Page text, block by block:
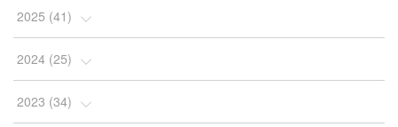
(2)
(4)
(2)
2025 (41)
(5)
(4)
2024 (25)
(1)
2023 (34)